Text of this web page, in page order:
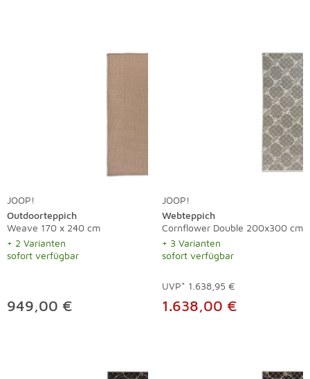
JOOP!
Outdoorteppich
Weave 170 x 240 cm
+ 2 Varianten
sofort verfügbar
949,00 €
JOOP!
Webteppich
Cornflower Double 200x300 cm
+ 3 Varianten
sofort verfügbar
UVP* 1.638,95 €
1.638,00 €